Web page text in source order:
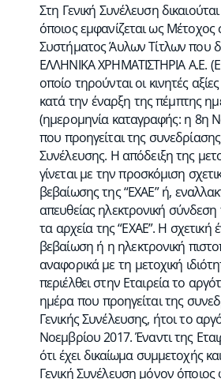
Στη Γενική Συνέλευση
όποιος εμφανίζεται ως Μέτοχος
Συστήματος Άυλων Τίτλων που
ΕΛΛΗΝΙΚΑ ΧΡΗΜΑΤΙΣΤΗΡΙΑ Α.Ε.
οποίο τηρούνται οι κινητές
κατά την έναρξη της πέμπτης
(ημερομηνία καταγραφής: η 8η
που προηγείται της συνεδρίασης
Συνέλευσης. Η απόδειξη της
γίνεται με την προσκόμιση
βεβαίωσης της “ΕΧΑΕ” ή,
απευθείας ηλεκτρονική σύνδεση
τα αρχεία της “ΕΧΑΕ”. Η σχετική
βεβαίωση ή η ηλεκτρονική
αναφορικά με τη μετοχική
περιέλθει στην Εταιρεία το
ημέρα που προηγείται της
Γενικής Συνέλευσης, ήτοι το
Νοεμβρίου 2017. Έναντι της
ότι έχει δικαίωμα συμμετοχής
Γενική Συνέλευση μόνον όποιος